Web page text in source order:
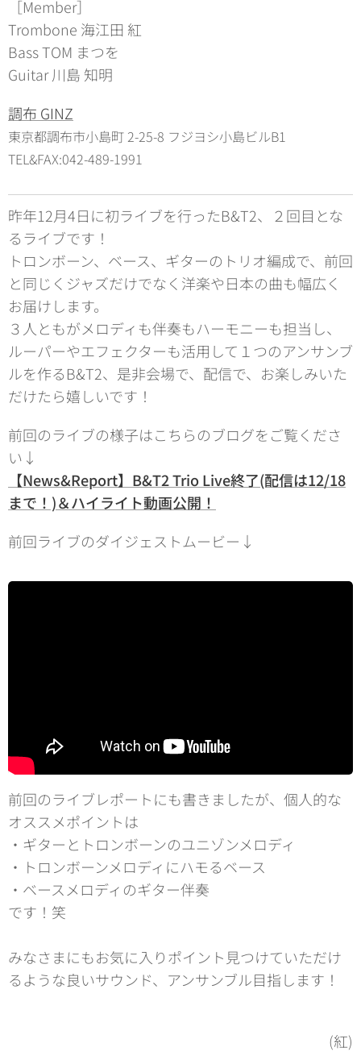
［Member］
Trombone 海江田 紅
Bass TOM まつを
Guitar 川島 知明
調布 GINZ
東京都調布市小島町 2-25-8 フジヨシ小島ビルB1
TEL&FAX:042-489-1991
昨年12月4日に初ライブを行ったB&T2、２回目とな
るライブです！
トロンボーン、ベース、ギターのトリオ編成で、前回
と同じくジャズだけでなく洋楽や日本の曲も幅広く
お届けします。
３人ともがメロディも伴奏もハーモニーも担当し、
ルーパーやエフェクターも活用して１つのアンサンブ
ルを作るB&T2、是非会場で、配信で、お楽しみいた
だけたら嬉しいです！
前回のライブの様子はこちらのブログをご覧くださ
い↓
【News&Report】B&T2 Trio Live終了(配信は12/18
まで！)＆ハイライト動画公開！
前回ライブのダイジェストムービー↓
前回のライブレポートにも書きましたが、個人的な
オススメポイントは
・ギターとトロンボーンのユニゾンメロディ
・トロンボーンメロディにハモるベース
・ベースメロディのギター伴奏
です！笑
みなさまにもお気に入りポイント見つけていただけ
るような良いサウンド、アンサンブル目指します！
(紅)